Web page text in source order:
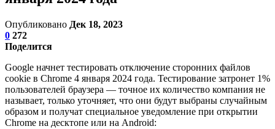
Опубликовано Дек 18, 2023
0 272
Поделится
Google начнет тестировать отключение сторонних файлов
cookie в Chrome 4 января 2024 года. Тестирование затронет 1%
пользователей браузера — точное их количество компания не
называет, только уточняет, что они будут выбраны случайным
образом и получат специальное уведомление при открытии
Chrome на десктопе или на Android: